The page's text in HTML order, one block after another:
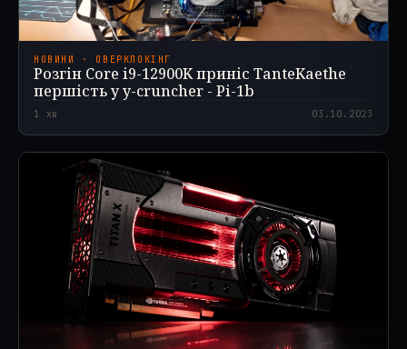
НОВИНИ · ОВЕРКЛОКІНГ
Розгін Core i9-12900K приніс TanteKaethe
першість у y-cruncher - Pi-1b
1 хв 03.10.2023